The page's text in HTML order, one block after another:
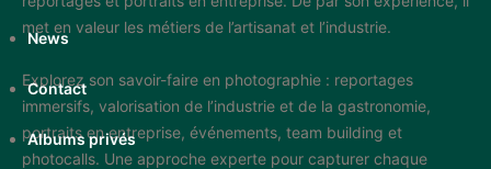
News
Contact
Albums privés
met en valeur les métiers de l’artisanat et l’industrie.
Explorez son savoir-faire en photographie : reportages
immersifs, valorisation de l’industrie et de la gastronomie,
portraits en entreprise, événements, team building et
photocalls. Une approche experte pour capturer chaque